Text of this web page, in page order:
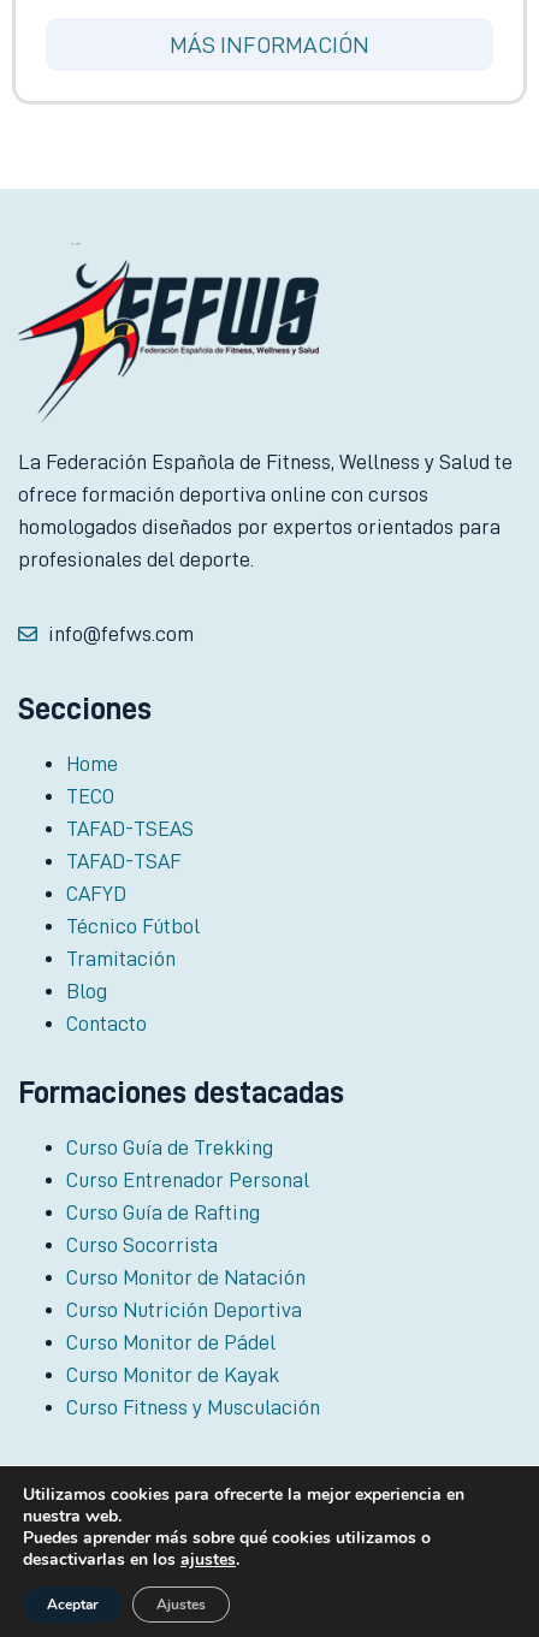
MÁS INFORMACIÓN
La Federación Española de Fitness, Wellness y Salud te
ofrece formación deportiva online con cursos
homologados diseñados por expertos orientados para
profesionales del deporte.
info@fefws.com
Secciones
Home
TECO
TAFAD-TSEAS
TAFAD-TSAF
CAFYD
Técnico Fútbol
Tramitación
Blog
Contacto
Formaciones destacadas
Curso Guía de Trekking
Curso Entrenador Personal
Curso Guía de Rafting
Curso Socorrista
Curso Monitor de Natación
Curso Nutrición Deportiva
Curso Monitor de Pádel
Curso Monitor de Kayak
Curso Fitness y Musculación
FEFWS Federación Española de Fitness, Wellness y Salud ® 2024 Todos los
derechos reservados // Aviso Legal | Política de Privacidad
Utilizamos cookies para ofrecerte la mejor experiencia en
nuestra web.
Puedes aprender más sobre qué cookies utilizamos o
desactivarlas en los ajustes.
Aceptar Ajustes